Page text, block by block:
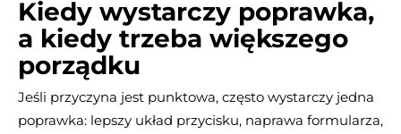
Kiedy wystarczy poprawka,
a kiedy trzeba większego
porządku
Jeśli przyczyna jest punktowa, często wystarczy jedna
poprawka: lepszy układ przycisku, naprawa formularza,